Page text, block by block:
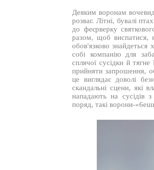
Деяким воронам
розваг. Літні, бувалі
до феєрверку
разом, щоб виспатися,
обов'язково
собі компанію для
сплячої сусідки й
прийняти запрошення,
це виглядає доволі
скандальні сцени, які
нападають на сусідів
поряд, такі ворони-